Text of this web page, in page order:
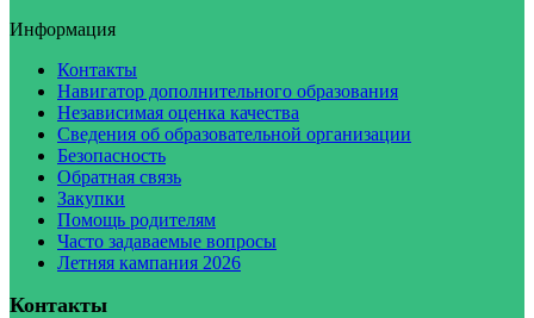
Информация
Контакты
Навигатор дополнительного образования
Независимая оценка качества
Сведения об образовательной организации
Безопасность
Обратная связь
Закупки
Помощь родителям
Часто задаваемые вопросы
Летняя кампания 2026
Контакты